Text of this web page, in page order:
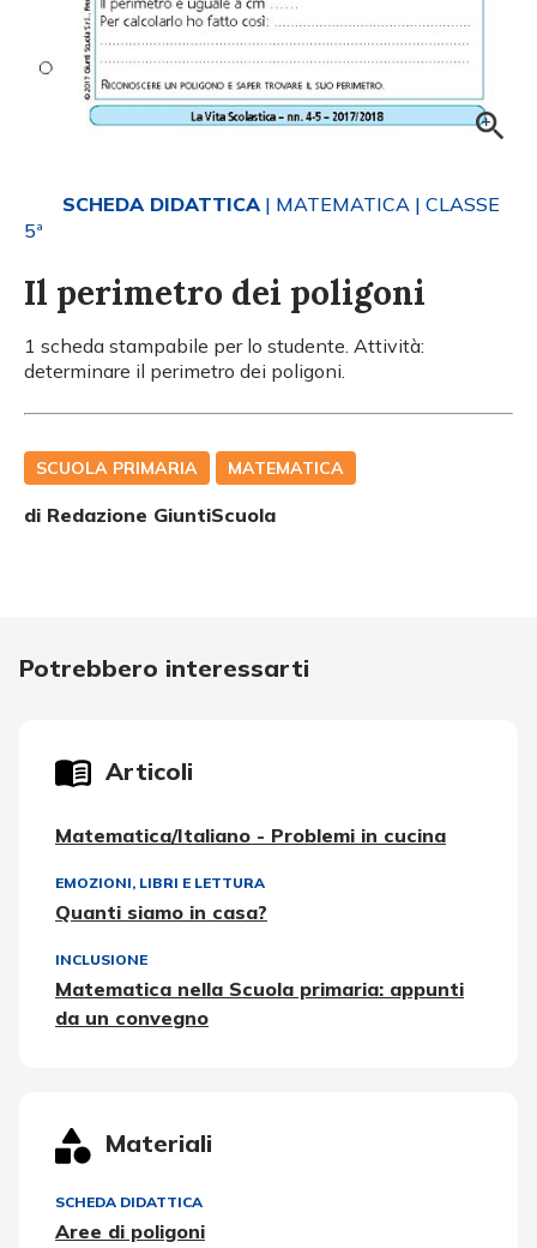
SCHEDA DIDATTICA | MATEMATICA | CLASSE
5ª
Il perimetro dei poligoni
1 scheda stampabile per lo studente. Attività:
determinare il perimetro dei poligoni.
SCUOLA PRIMARIA MATEMATICA
di Redazione GiuntiScuola
Potrebbero interessarti
Articoli
Matematica/Italiano - Problemi in cucina
EMOZIONI, LIBRI E LETTURA
Quanti siamo in casa?
INCLUSIONE
Matematica nella Scuola primaria: appunti
da un convegno
Materiali
SCHEDA DIDATTICA
Aree di poligoni